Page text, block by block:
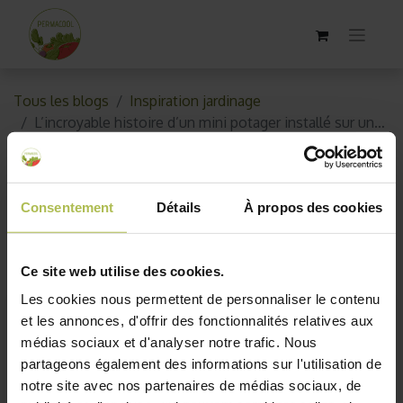
Consentement Détails À propos des cookies
Ce site web utilise des cookies.
Les cookies nous permettent de personnaliser le contenu
et les annonces, d'offrir des fonctionnalités relatives aux
médias sociaux et d'analyser notre trafic. Nous
partageons également des informations sur l'utilisation de
notre site avec nos partenaires de médias sociaux, de
Tous les blogs
Inspiration jardinage
L’incroyable histoire d’un mini potager installé sur une place de parking
L’incroyable histoire d’un mini
potager installé sur une place de
parking
27 juillet 2020 parAKO10_old